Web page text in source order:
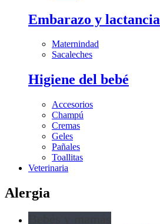
Embarazo y lactancia
Maternindad
Sacaleches
Higiene del bebé
Accesorios
Champú
Cremas
Geles
Pañales
Toallitas
Veterinaria
Alergia